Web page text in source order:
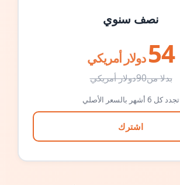
نصف سنوي
54 دولار أمريكي
بدلا من90دولار أمريكي
تجدد كل 6 أشهر بالسعر الأصلي
اشترك